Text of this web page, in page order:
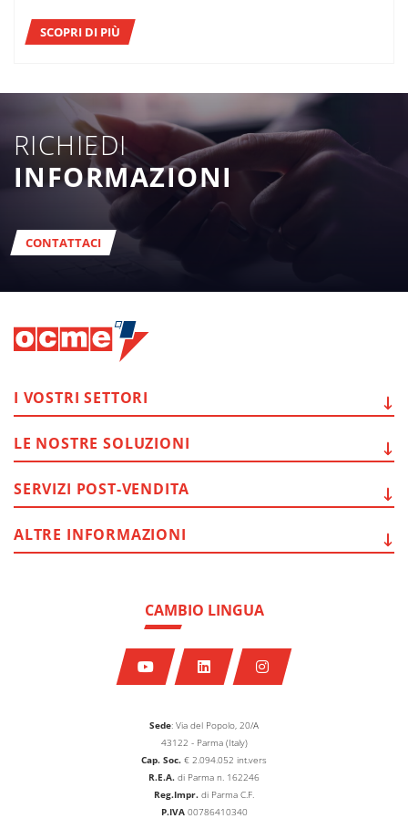
SCOPRI DI PIÙ
RICHIEDI
INFORMAZIONI
CONTATTACI
Sede: Via del Popolo, 20/A
43122 - Parma (Italy)
Cap. Soc. € 2.094.052 int.vers
R.E.A. di Parma n. 162246
Reg.Impr. di Parma C.F.
P.IVA00786410340
CAMBIO LINGUA
I VOSTRI SETTORI
LE NOSTRE SOLUZIONI
SERVIZI POST-VENDITA
ALTRE INFORMAZIONI